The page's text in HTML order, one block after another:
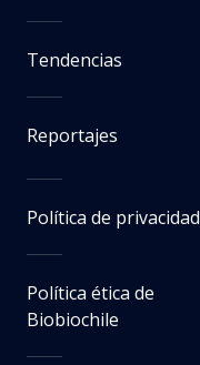
Tendencias
Reportajes
Política de privacidad
Política ética de
Biobiochile